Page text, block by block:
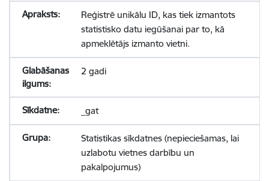
Reģistrē unikālu ID, kas tiek izmantots
statistisko datu iegūšanai par to, kā
apmeklētājs izmanto vietni.
2 gadi
_gat
Statistikas sīkdatnes (nepieciešamas, lai
uzlabotu vietnes darbību un
pakalpojumus)